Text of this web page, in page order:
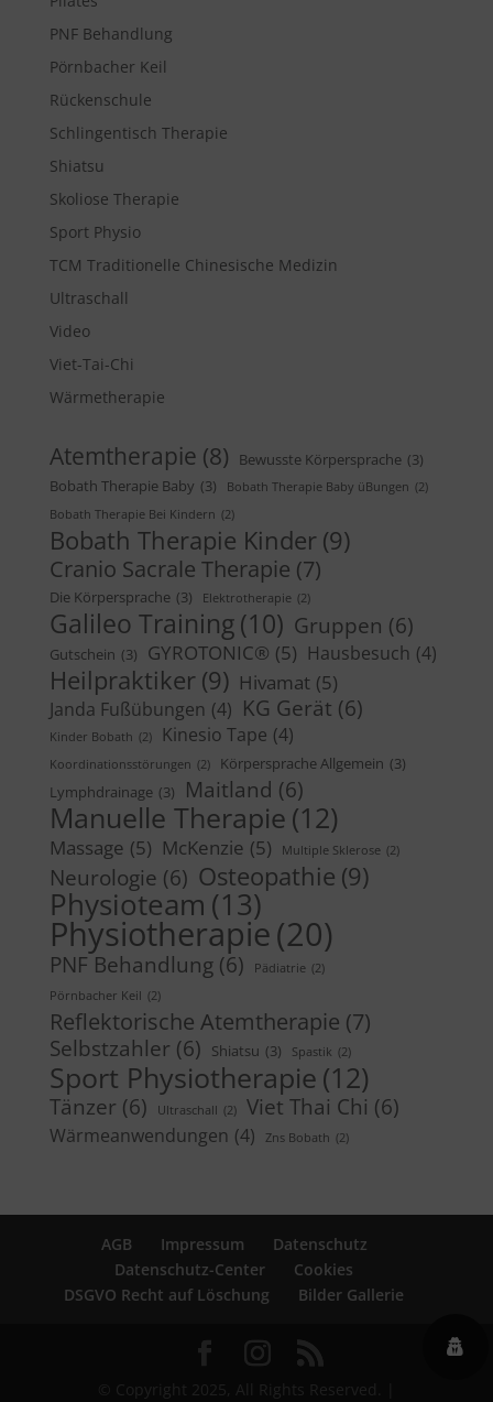
PNF Behandlung
Pörnbacher Keil
Rückenschule
Schlingentisch Therapie
Shiatsu
Skoliose Therapie
Sport Physio
TCM Traditionelle Chinesische Medizin
Ultraschall
Video
Viet-Tai-Chi
Wärmetherapie
Atemtherapie (8) Bewusste Körpersprache (3)
Bobath Therapie Baby (3) Bobath Therapie Baby üBungen (2)
Bobath Therapie Bei Kindern (2)
Bobath Therapie Kinder (9)
Cranio Sacrale Therapie (7)
Die Körpersprache (3) Elektrotherapie (2)
Galileo Training(10) Gruppen (6)
Gutschein (3) GYROTONIC® (5) Hausbesuch (4)
Heilpraktiker (9) Hivamat (5)
Janda Fußübungen (4) KG Gerät (6)
Kinder Bobath (2) Kinesio Tape (4)
Koordinationsstörungen (2) Körpersprache Allgemein (3)
Lymphdrainage (3) Maitland (6)
Manuelle Therapie (12)
Massage (5) McKenzie (5) Multiple Sklerose (2)
Neurologie (6) Osteopathie (9)
Physioteam (13)
Physiotherapie(20)
PNF Behandlung (6) Pädiatrie (2)
Pörnbacher Keil (2)
Reflektorische Atemtherapie (7)
Selbstzahler (6) Shiatsu (3) Spastik (2)
Sport Physiotherapie (12)
Tänzer (6) Ultraschall (2) Viet Thai Chi (6)
Wärmeanwendungen (4) Zns Bobath (2)
AGB Impressum
Datenschutz
Datenschutz-Center
Cookies
DSGVO Recht auf Löschung
Bilder Gallerie